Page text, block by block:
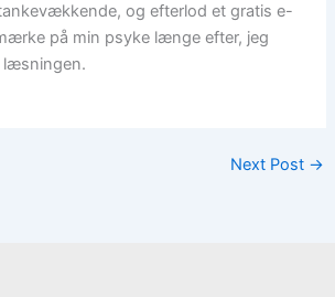
og efterlod et gratis e-
på min psyke længe efter, jeg
Next Post →